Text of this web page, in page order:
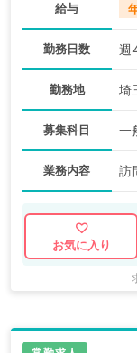
給与
勤務日数 週
勤務地 埼
募集科目 一
業務内容 訪
お気に入り